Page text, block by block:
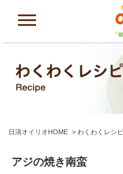
日清オイリオHOME わくわくレシピ
アジの焼き南蛮